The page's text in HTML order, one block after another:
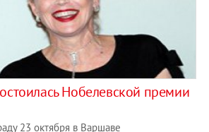
Нобелевской премии
23 октября в Варшаве